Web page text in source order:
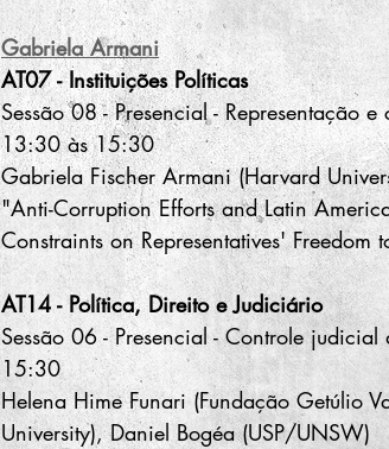
Gabriela Armani
AT07 - Instituições Políticas
Sessão 08 - Presencial -
13:30 às 15:30
Gabriela Fischer Armani (Harvard
"Anti-Corruption Efforts and Latin
Constraints on Representatives'
AT14 - Política, Direito e Judiciário
Sessão 06 - Presencial - Controle
15:30
Helena Hime Funari (Fundação Getúlio
University), Daniel Bogéa (USP/UNSW)